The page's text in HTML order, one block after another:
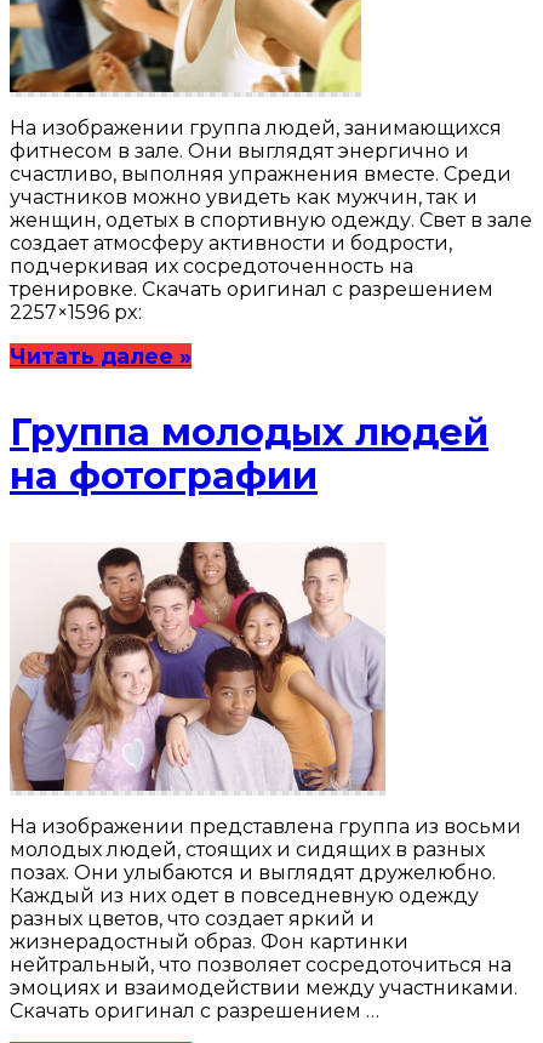
На изображении группа людей, занимающихся
фитнесом в зале. Они выглядят энергично и
счастливо, выполняя упражнения вместе. Среди
участников можно увидеть как мужчин, так и
женщин, одетых в спортивную одежду. Свет в зале
создает атмосферу активности и бодрости,
подчеркивая их сосредоточенность на
тренировке. Скачать оригинал с разрешением
2257×1596 px:
Читать далее »
Группа молодых людей
на фотографии
На изображении представлена группа из восьми
молодых людей, стоящих и сидящих в разных
позах. Они улыбаются и выглядят дружелюбно.
Каждый из них одет в повседневную одежду
разных цветов, что создает яркий и
жизнерадостный образ. Фон картинки
нейтральный, что позволяет сосредоточиться на
эмоциях и взаимодействии между участниками.
Скачать оригинал с разрешением …